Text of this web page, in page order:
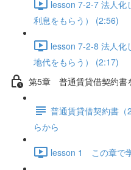
lesson 7-2-7 法人化
利息をもらう） (2:56)
lesson 7-2-8 法人化
地代をもらう） (2:17)
第5章 普通賃貸借契約書
普通賃貸借契約書
らから
lesson 1 この章で